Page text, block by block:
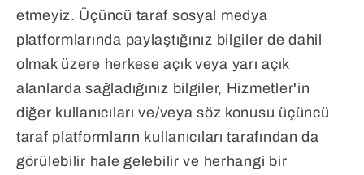
etmeyiz. Üçüncü taraf sosyal medya
platformlarında paylaştığınız bilgiler de dahil
olmak üzere herkese açık veya yarı açık
alanlarda sağladığınız bilgiler, Hizmetler'in
diğer kullanıcıları ve/veya söz konusu üçüncü
taraf platformların kullanıcıları tarafından da
görülebilir hale gelebilir ve herhangi bir